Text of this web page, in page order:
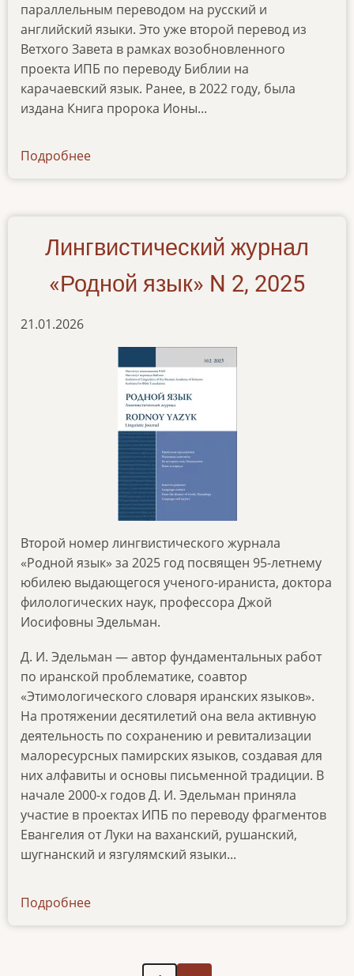
параллельным переводом на русский и
английский языки. Это уже второй перевод из
Ветхого Завета в рамках возобновленного
проекта ИПБ по переводу Библии на
карачаевский язык. Ранее, в 2022 году, была
издана Книга пророка Ионы...
Подробнее
knigi-
daniila-
karachaevskom
Лингвистический журнал
«Родной язык» N 2, 2025
21.01.2026
Второй номер лингвистического журнала
«Родной язык» за 2025 год посвящен 95-летнему
юбилею выдающегося ученого-ираниста, доктора
филологических наук, профессора Джой
Иосифовны Эдельман.
Д. И. Эдельман — автор фундаментальных работ
по иранской проблематике, соавтор
«Этимологического словаря иранских языков».
На протяжении десятилетий она вела активную
деятельность по сохранению и ревитализации
малоресурсных памирских языков, создавая для
них алфавиты и основы письменной традиции. В
начале 2000-х годов Д. И. Эдельман приняла
участие в проектах ИПБ по переводу фрагментов
Евангелия от Луки на ваханский, рушанский,
шугнанский и язгулямский языки...
Подробнее